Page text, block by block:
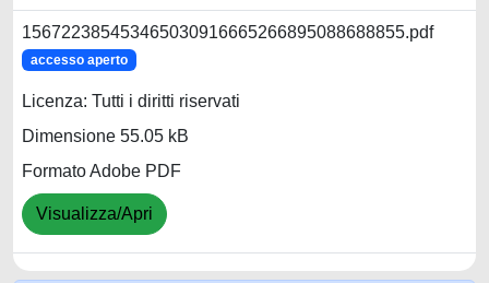
156722385453465030916665266895088688855.pdf
accesso aperto
Licenza: Tutti i diritti riservati
Dimensione 55.05 kB
Formato Adobe PDF
Visualizza/Apri